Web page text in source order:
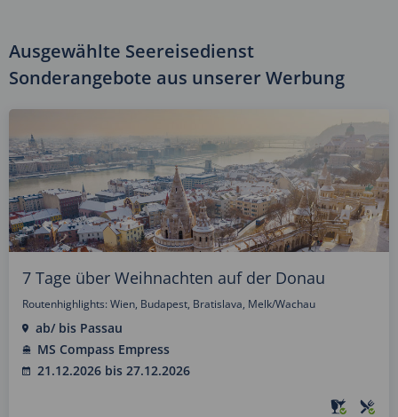
Ausgewählte Seereisedienst
Sonderangebote aus unserer Werbung
7 Tage über Weihnachten auf der Donau
Routenhighlights: Wien, Budapest, Bratislava, Melk/Wachau
ab/ bis Passau
MS Compass Empress
21.12.2026 bis 27.12.2026